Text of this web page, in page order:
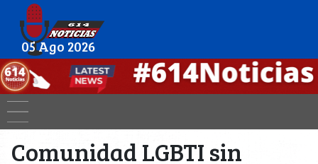
05 Ago 2026
Comunidad LGBTI sin